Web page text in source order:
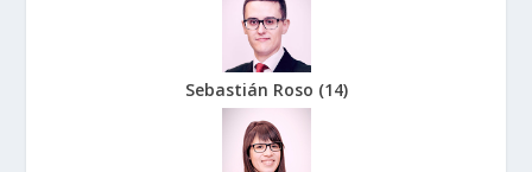
Sebastián Roso (14)